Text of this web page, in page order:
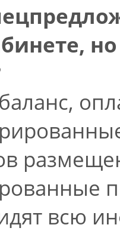
всю